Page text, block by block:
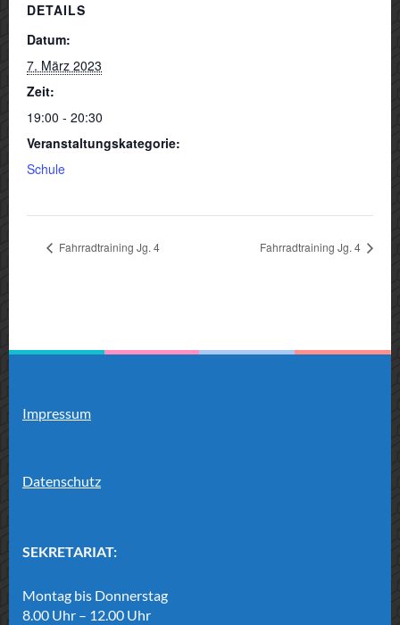
DETAILS
Datum:
7. März 2023
Zeit:
19:00 - 20:30
Veranstaltungskategorie:
Schule
Fahrradtraining Jg. 4 Fahrradtraining Jg. 4
Impressum
Datenschutz
SEKRETARIAT:
Montag bis Donnerstag
8.00 Uhr – 12.00 Uhr